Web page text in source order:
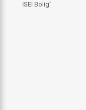
ISEI Bolig"